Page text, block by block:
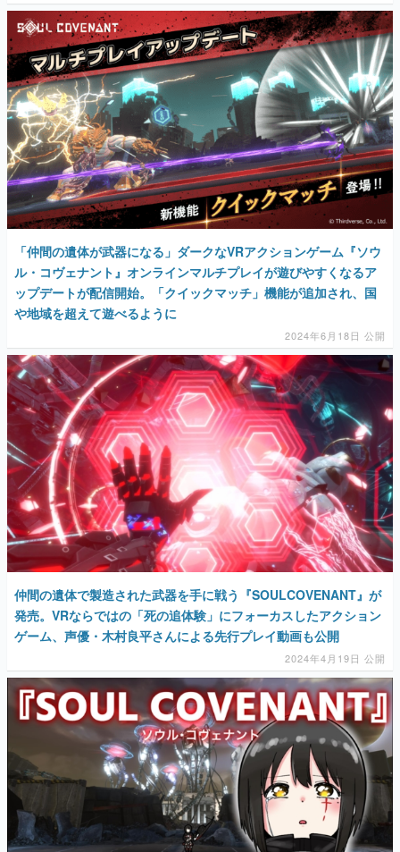
特集記事
マンガ
女性向け
アプリレビュー
その他
電ファミニコゲーマーとは？
「仲間の遺体が武器になる」ダークなVRアクションゲーム『ソウ
ル・コヴェナント』オンラインマルチプレイが遊びやすくなるア
ップデートが配信開始。「クイックマッチ」機能が追加され、国
や地域を超えて遊べるように
2024年6月18日 公開
仲間の遺体で製造された武器を手に戦う『SOULCOVENANT』が
発売。VRならではの「死の追体験」にフォーカスしたアクション
ゲーム、声優・木村良平さんによる先行プレイ動画も公開
2024年4月19日 公開